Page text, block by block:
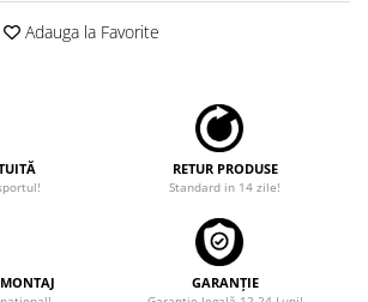
Adauga la Favorite
RETUR PRODUSE
Standard in 14 zile!
GARANȚIE